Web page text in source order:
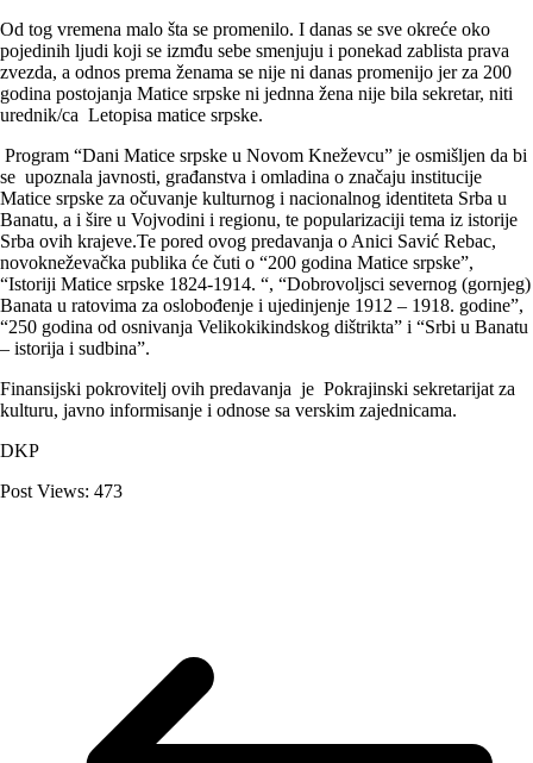
Od tog vremena malo šta se promenilo. I danas se sve okreće oko
pojedinih ljudi koji se izmđu sebe smenjuju i ponekad zablista prava
zvezda, a odnos prema ženama se nije ni danas promenijo jer za 200
godina postojanja Matice srpske ni jednna žena nije bila sekretar, niti
urednik/ca Letopisa matice srpske.
Program “Dani Matice srpske u Novom Kneževcu” je osmišljen da bi
se upoznala javnosti, građanstva i omladina o značaju institucije
Matice srpske za očuvanje kulturnog i nacionalnog identiteta Srba u
Banatu, a i šire u Vojvodini i regionu, te popularizaciji tema iz istorije
Srba ovih krajeve.Te pored ovog predavanja o Anici Savić Rebac,
novokneževačka publika će čuti o “200 godina Matice srpske”,
“Istoriji Matice srpske 1824-1914. “, “Dobrovoljsci severnog (gornjeg)
Banata u ratovima za oslobođenje i ujedinjenje 1912 – 1918. godine”,
“250 godina od osnivanja Velikokikindskog dištrikta” i “Srbi u Banatu
– istorija i sudbina”.
Finansijski pokrovitelj ovih predavanja je Pokrajinski sekretarijat za
kulturu, javno informisanje i odnose sa verskim zajednicama.
DKP
Post Views: 473